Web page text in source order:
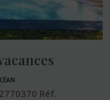
2770370 Réf.